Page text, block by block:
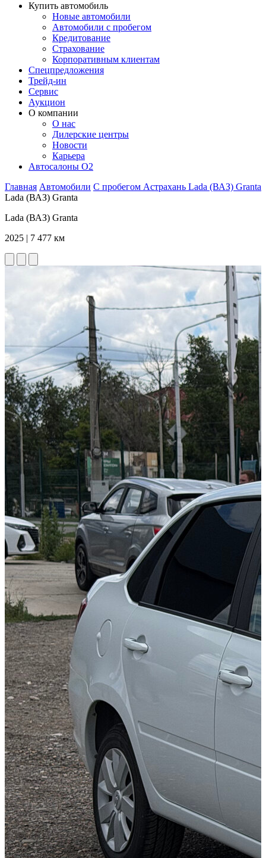
Купить автомобиль
Новые автомобили
Автомобили с пробегом
Кредитование
Страхование
Корпоративным клиентам
Спецпредложения
Трейд-ин
Сервис
Аукцион
О компании
О нас
Дилерские центры
Новости
Карьера
Автосалоны O2
Главная Автомобили С пробегом Астрахань Lada (ВАЗ) Granta
Lada (ВАЗ) Granta
Lada (ВАЗ) Granta
2025 | 7 477 км